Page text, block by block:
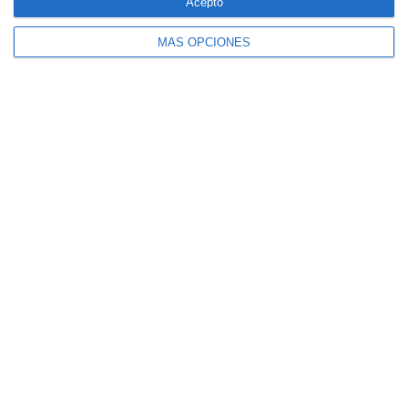
MÁS OPCIONES